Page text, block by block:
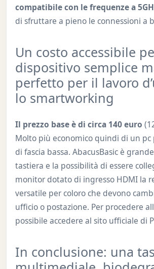
compatibile con le frequenze a
di sfruttare a pieno le connessioni a
Un costo accessibile
dispositivo semplice
perfetto per il lavoro
lo smartworking
Il prezzo base è di circa 140 euro
Molto più economico quindi di un
di fascia bassa. AbacusBasic è
tastiera e la possibilità di essere
monitor dotato di ingresso HDMI la
versatile per coloro che devono
ufficio o postazione. Per procedere
possibile accedere al sito ufficiale di
In conclusione: una